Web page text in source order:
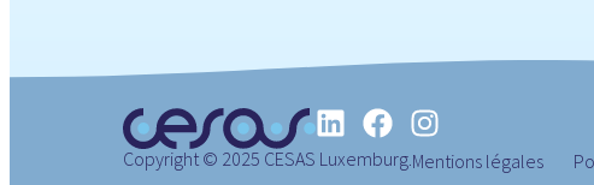
Copyright © 2025 CESAS Luxemburg. Mentions légales